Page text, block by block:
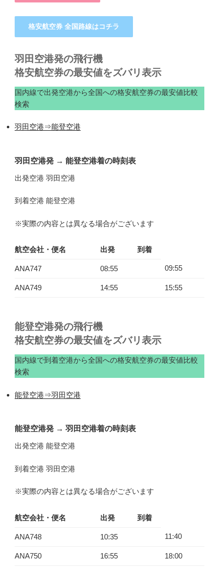
格安航空券 全国路線はコチラ
羽田空港発の飛行機
格安航空券の最安値をズバリ表示
国内線で出発空港から全国への格安航空券の最安値比較
検索
羽田空港⇒能登空港
羽田空港発 → 能登空港着の時刻表
出発空港 羽田空港
到着空港 能登空港
※実際の内容とは異なる場合がございます
航空会社・便名 出発 到着
ANA747 08:55 09:55
ANA749 14:55 15:55
能登空港発の飛行機
格安航空券の最安値をズバリ表示
国内線で到着空港から全国への格安航空券の最安値比較
検索
能登空港⇒羽田空港
能登空港発 → 羽田空港着の時刻表
出発空港 能登空港
到着空港 羽田空港
※実際の内容とは異なる場合がございます
航空会社・便名 出発 到着
ANA748 10:35 11:40
ANA750 16:55 18:00